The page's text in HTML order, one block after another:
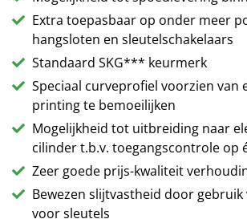
Extra toepasbaar op onder meer
hangsloten en sleutelschakelaars
Standaard SKG*** keurmerk
Speciaal curveprofiel voorzien van
printing te bemoeilijken
Mogelijkheid tot uitbreiding naar
cilinder t.b.v. toegangscontrole op
Zeer goede prijs-kwaliteit
Bewezen slijtvastheid door
voor sleutels